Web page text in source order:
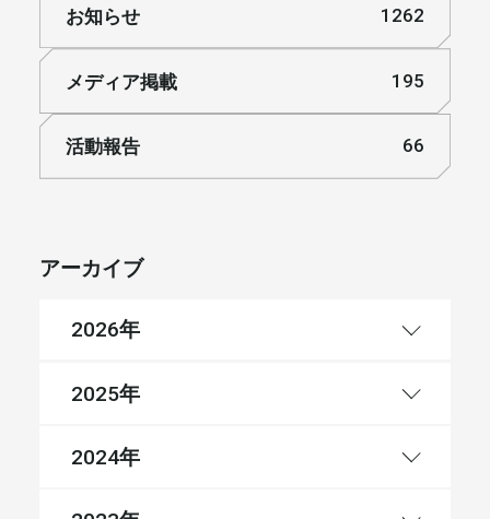
お知らせ 1262
メディア掲載 195
活動報告 66
アーカイブ
2026年
2025年
2024年